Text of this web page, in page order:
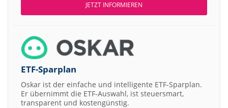
JETZT INFORMIEREN
ETF-Sparplan
Oskar ist der einfache und intelligente ETF-Sparplan.
Er übernimmt die ETF-Auswahl, ist steuersmart,
transparent und kostengünstig.